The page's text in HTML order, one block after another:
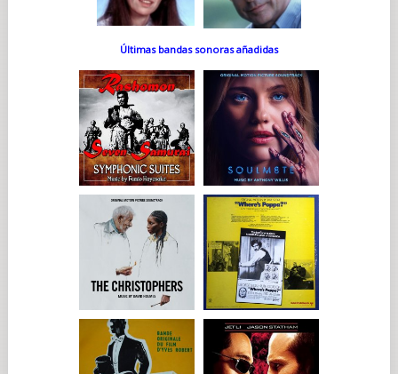
Últimas bandas sonoras añadidas